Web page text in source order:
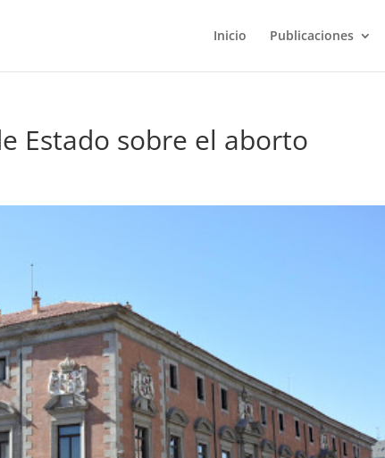
Inicio Publicaciones
Estado sobre el aborto